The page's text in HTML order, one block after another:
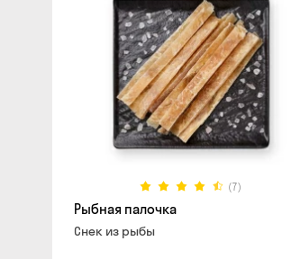
(7)
Рыбная палочка
Снек из рыбы